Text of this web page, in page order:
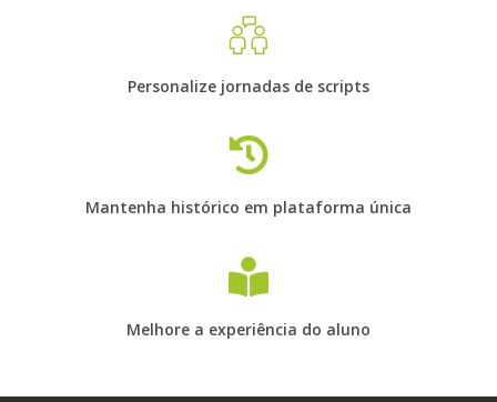
Personalize jornadas de scripts
Mantenha histórico em plataforma única
Melhore a experiência do aluno